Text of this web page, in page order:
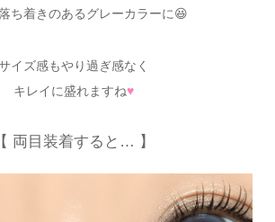
ち着きのあるグレーカラーに😆
イズ感もやり過ぎ感なく
キレイに盛れますね♥
【 両目装着すると… 】